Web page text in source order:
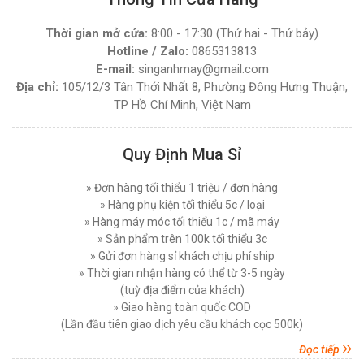
Thứ ba, 16/12/2025
Tiêu Chí Lựa Chọn Máy Cắt Vải Cầm Tay Chất
Lượng Phù Hợp
Thứ tư, 10/12/2025
Máy Cắt Vải Mẫu Là Gì ? Loại Nào Tốt Và Giá
Bao Nhiêu Hiện Nay
Thứ bảy, 06/12/2025
Máy Cắt Vải Đứng Loại Nào Tốt ? Top 7 Mẫu Cắt
Thứ tư, 03/12/2025
Hướng Dẫn Sử Dụng Máy Cắt Vải Đầu Bàn Chi
Tiết Đúng Cách Hiệu Quả
Thứ bảy, 29/11/2025
Máy Cắt Vải Viền Là Gì? Lợi Ích Và Ứng Dụng
Trong Ngành May Hiện Nay
Thứ tư, 26/11/2025
Giá bán lẻ:3.200.000đ
MÁY CẮT VẢI ĐẦU BÀN SIPUBA 108D (NGUYÊN
BỘ)
Đăng nhập để xem giá sỉ
MÁY CẮT VẢI ĐẦU BÀN LEJIANG YJ-108D (
NGUYÊN BỘ )
Đăng nhập để xem giá sỉ
Giá bán lẻ:4.270.000đ
MÁY CẮT VẢI ĐẦU BÀN LEJIANG YJ-168D (
NGUYÊN BỘ )
Đăng nhập để xem giá sỉ
Thời gian mở cửa: 8:00 - 17:30 (Thứ hai - Thứ bảy)
Hotline / Zalo: 0865313813
E-mail: singanhmay@gmail.com
Địa chỉ: 105/12/3 Tân Thới Nhất 8, Phường Đông Hưng Thuận,
TP Hồ Chí Minh, Việt Nam
Quy Định Mua Sỉ
» Đơn hàng tối thiểu 1 triệu / đơn hàng
» Hàng phụ kiện tối thiểu 5c / loại
» Hàng máy móc tối thiểu 1c / mã máy
» Sản phẩm trên 100k tối thiểu 3c
» Gửi đơn hàng sỉ khách chịu phí ship
» Thời gian nhận hàng có thể từ 3-5 ngày
(tuỳ địa điểm của khách)
» Giao hàng toàn quốc COD
(Lần đầu tiên giao dịch yêu cầu khách cọc 500k)
Đọc tiếp